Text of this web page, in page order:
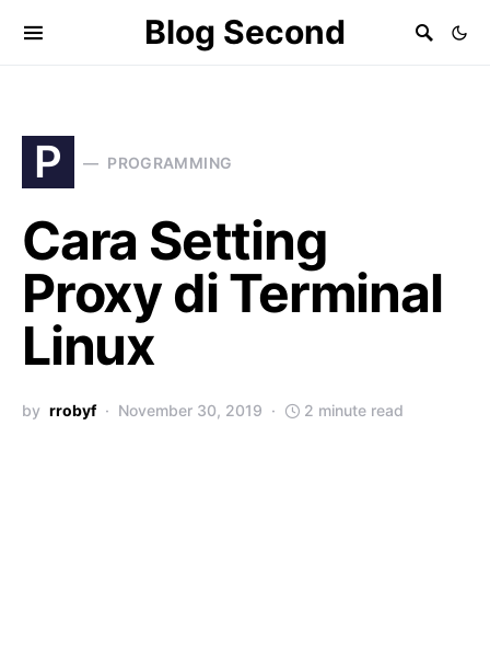
Blog Second
P PROGRAMMING
Cara Setting
Proxy di Terminal
Linux
by rrobyf November 30, 2019 2 minute read